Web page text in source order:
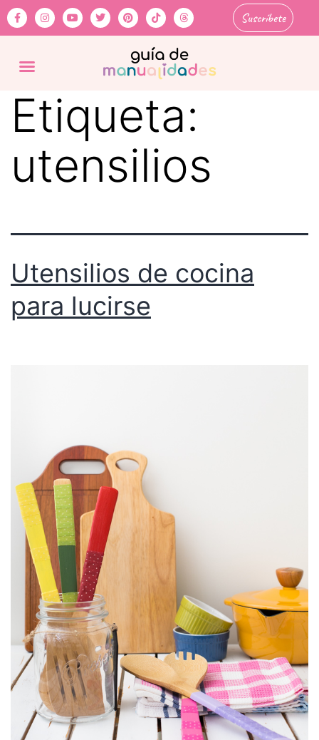
Suscríbete
Etiqueta:
utensilios
Utensilios de cocina
para lucirse